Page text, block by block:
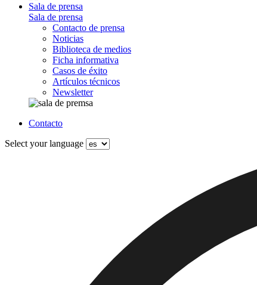
Sala de prensa
Sala de prensa
Contacto de prensa
Noticias
Biblioteca de medios
Ficha informativa
Casos de éxito
Artículos técnicos
Newsletter
Contacto
Select your language